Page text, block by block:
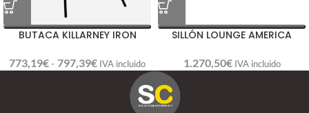
BUTACA KILLARNEY IRON
773,19€ - 797,39€ IVA incluido
SILLÓN LOUNGE AMERICA
1.270,50€ IVA incluido